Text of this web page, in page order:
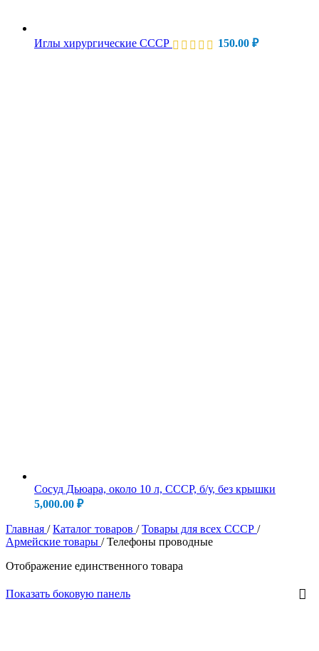
Иглы хирургические СССР 150.00 ₽
Сосуд Дьюара, около 10 л, СССР, б/у, без крышки
5,000.00 ₽
Главная / Каталог товаров / Товары для всех СССР /
Армейские товары / Телефоны проводные
Отображение единственного товара
Показать боковую панель